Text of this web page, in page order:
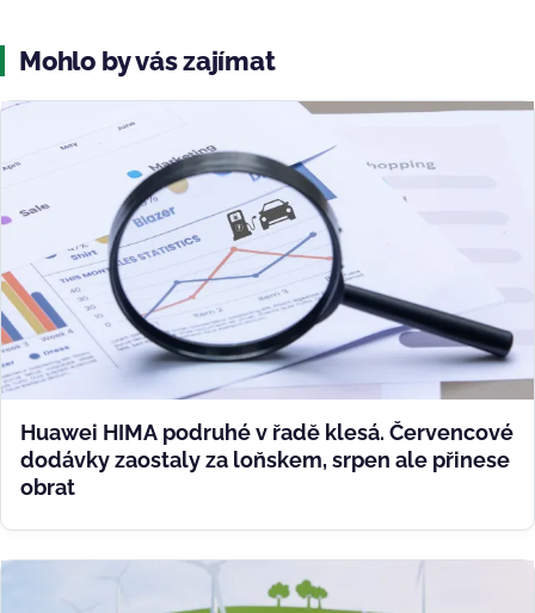
Mohlo by vás zajímat
Huawei HIMA podruhé v řadě klesá. Červencové
dodávky zaostaly za loňskem, srpen ale přinese
obrat